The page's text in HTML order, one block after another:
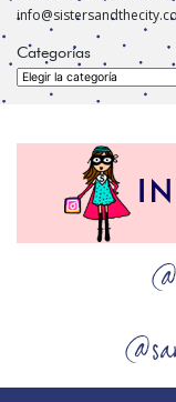
Categorías
Categorías